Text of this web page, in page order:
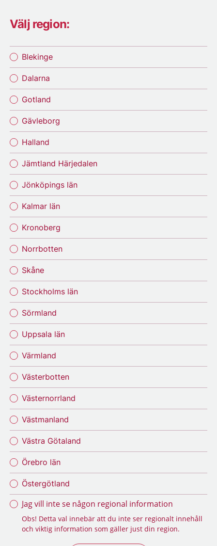
Välj region:
Blekinge
Dalarna
Gotland
Gävleborg
Halland
Jämtland Härjedalen
Jönköpings län
Kalmar län
Kronoberg
Norrbotten
Skåne
Stockholms län
Sörmland
Uppsala län
Värmland
Västerbotten
Västernorrland
Västmanland
Västra Götaland
Örebro län
Östergötland
Jag vill inte se någon regional information
Obs! Detta val innebär att du inte ser regionalt innehåll
och viktig information som gäller just din region.